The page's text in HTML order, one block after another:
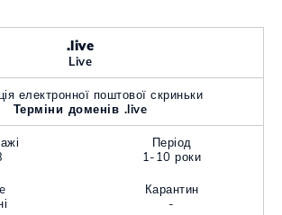
.live
Live
електронної поштової скриньки
Терміни доменів .live
Період
1-10 роки
Карантин
-